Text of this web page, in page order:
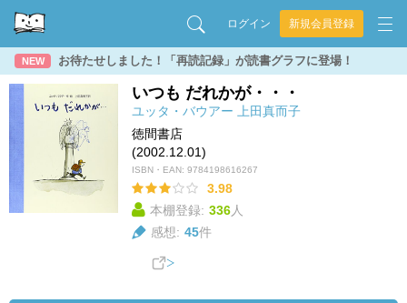
ログイン 新規会員登録
NEW お待たせしました！「再読記録」が読書グラフに登場！
いつも だれかが・・・
ユッタ・バウアー
上田真而子
徳間書店
(2002.12.01)
ISBN・EAN: 9784198616267
3.98
本棚登録: 336人
感想: 45件